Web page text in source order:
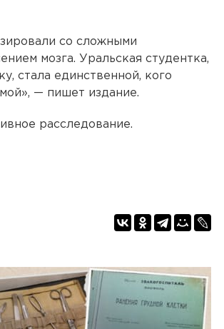
со сложными
мозга. Уральская студентка,
стала единственной, кого
— пишет издание.
расследование.